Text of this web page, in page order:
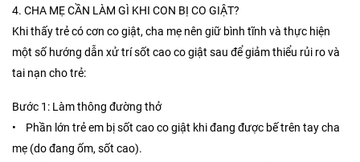
4. CHA MẸ CẦN LÀM GÌ KHI CON BỊ CO GIẬT?
Khi thấy trẻ có cơn co giật, cha mẹ nên giữ bình tĩnh và thực hiện
một số hướng dẫn xử trí sốt cao co giật sau để giảm thiểu rủi ro và
tai nạn cho trẻ:
Bước 1: Làm thông đường thở
• Phần lớn trẻ em bị sốt cao co giật khi đang được bế trên tay cha
mẹ (do đang ốm, sốt cao).